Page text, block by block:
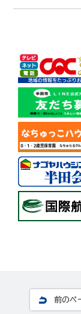
前のペ